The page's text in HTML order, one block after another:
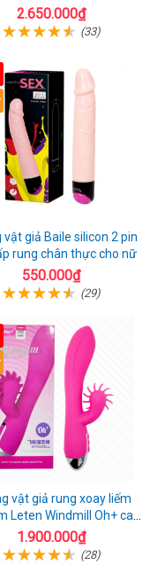
Pulsing
2.650.000₫
(33)
vật giả Baile silicon 2 pin
rung chân thực cho nữ
550.000₫
(29)
vật giả rung xoay liếm
Leten Windmill Oh+ cao
cấp
1.900.000₫
(28)